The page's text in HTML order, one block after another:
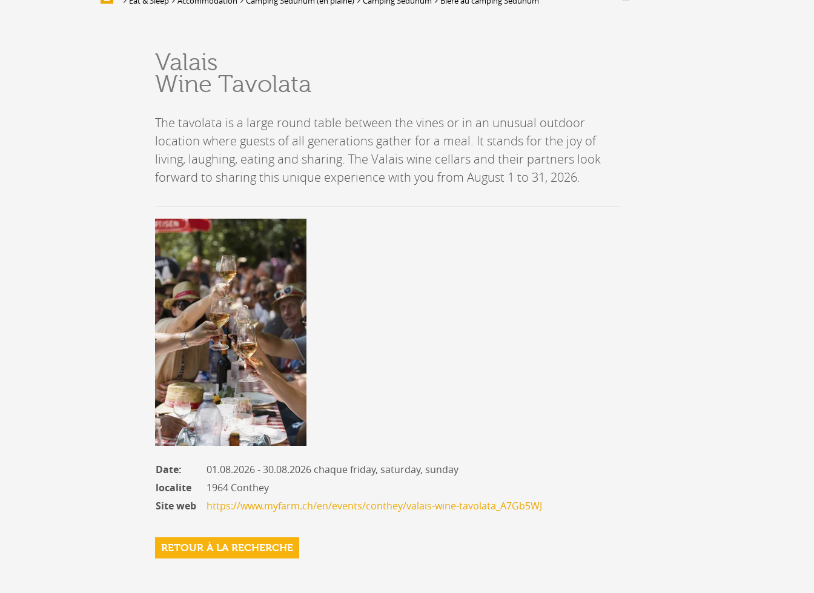
EAT & SLEEP
Accommodation
Location de salles et de couverts
Caveaux de dégustation
Histoire et légendes
Mayens et alpages
Hébergement
Accès
Annoncer une nouvelle société
Lire et/ou s'inscrire à la newsletter
Figurer sur notre newsletter
Boîtes à idées
Valais
Wine Tavolata
The tavolata is a large round table between the vines or in an unusual outdoor
location where guests of all generations gather for a meal. It stands for the joy of
living, laughing, eating and sharing. The Valais wine cellars and their partners look
forward to sharing this unique experience with you from August 1 to 31, 2026.
Date:
01.08.2026 - 30.08.2026 chaque friday, saturday, sunday
localite
1964 Conthey
Site web
https://www.myfarm.ch/en/events/conthey/valais-wine-tavolata_A7Gb5WJ
RETOUR À LA RECHERCHE